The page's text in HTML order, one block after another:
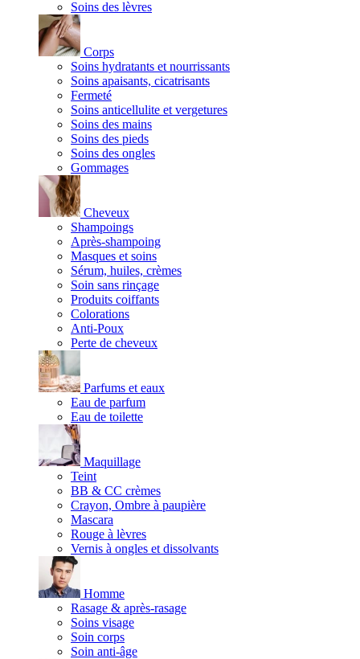
Soins des lèvres
Corps
Soins hydratants et nourrissants
Soins apaisants, cicatrisants
Fermeté
Soins anticellulite et vergetures
Soins des mains
Soins des pieds
Soins des ongles
Gommages
Cheveux
Shampoings
Après-shampoing
Masques et soins
Sérum, huiles, crèmes
Soin sans rinçage
Produits coiffants
Colorations
Anti-Poux
Perte de cheveux
Parfums et eaux
Eau de parfum
Eau de toilette
Maquillage
Teint
BB & CC crèmes
Crayon, Ombre à paupière
Mascara
Rouge à lèvres
Vernis à ongles et dissolvants
Homme
Rasage & après-rasage
Soins visage
Soin corps
Soin anti-âge